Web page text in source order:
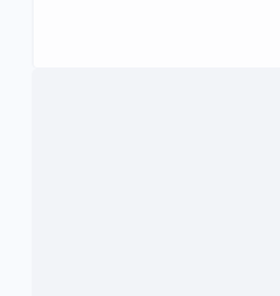
ne; Viber +47 41 000 558